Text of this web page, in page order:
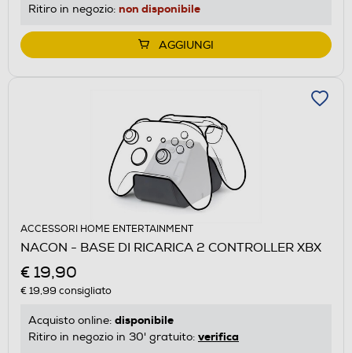
Ritiro in negozio: non disponibile
AGGIUNGI
ACCESSORI HOME ENTERTAINMENT
NACON - BASE DI RICARICA 2 CONTROLLER XBX
€ 19,90
€ 19,99 consigliato
Acquisto online: disponibile
Ritiro in negozio in 30' gratuito: verifica